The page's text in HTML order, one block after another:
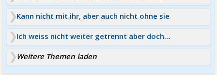
Kann nicht mit ihr, aber auch nicht ohne sie
Ich weiss nicht weiter getrennt aber doch nicht getrennt ?!?
Weitere Themen laden